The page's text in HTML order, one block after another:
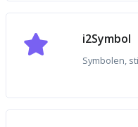
i2Symbol
Symbolen,